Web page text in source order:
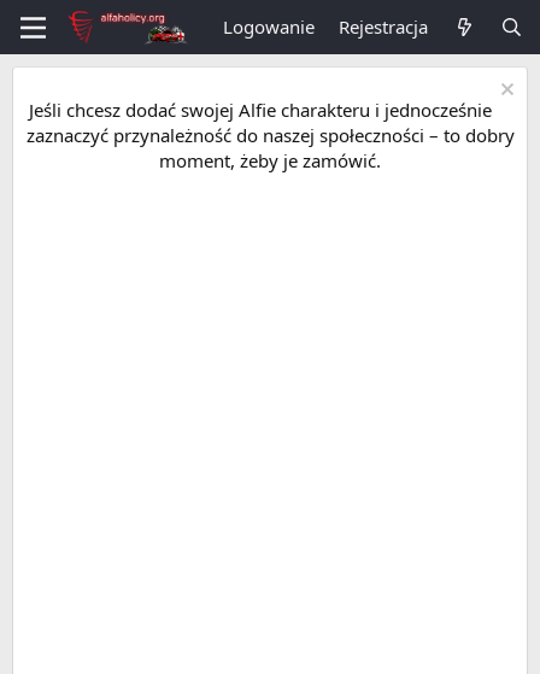
Logowanie Rejestracja
Jeśli chcesz dodać swojej Alfie charakteru i jednocześnie
zaznaczyć przynależność do naszej społeczności – to dobry
moment, żeby je zamówić.